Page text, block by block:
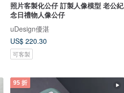
照片客製化公仔 訂製人像模型 老公紀
念日禮物人像公仔
uDesign優湛
US$ 220.30
可客製
95 折